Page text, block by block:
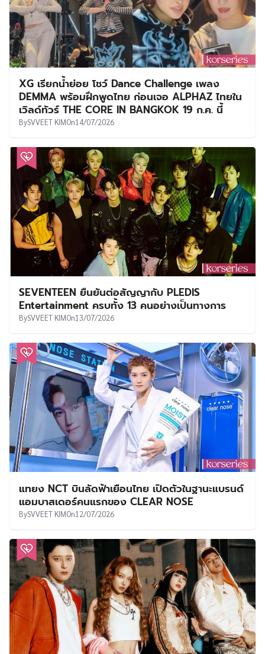
XG เรียกน้ำย่อย โชว์ Dance Challenge เพลง
DEMMA พร้อมฝึกพูดไทย ก่อนเจอ ALPHAZ ไทยใน
เวิลด์ทัวร์ THE CORE IN BANGKOK 19 ก.ค. นี้
BySVVEET KIMOn14/07/2026
SEVENTEEN ยืนยันต่อสัญญากับ PLEDIS
Entertainment ครบทั้ง 13 คนอย่างเป็นทางการ
BySVVEET KIMOn13/07/2026
แทยง NCT บินลัดฟ้าเยือนไทย เปิดตัวในฐานะแบรนด์
แอมบาสเดอร์คนแรกของ CLEAR NOSE
BySVVEET KIMOn12/07/2026